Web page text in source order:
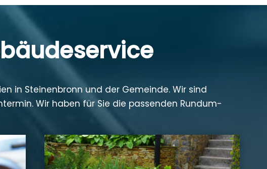
in Steinenbronn und der Gemeinde. Wir sind
Wir haben für Sie die passenden Rundum-